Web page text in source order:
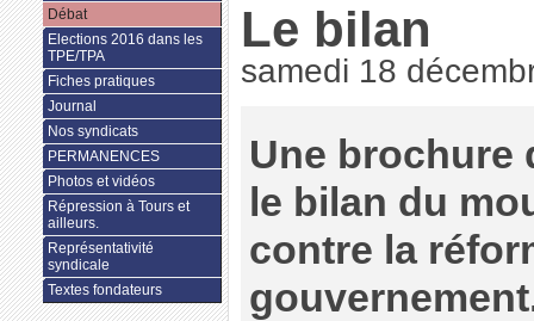
Le bilan
samedi 18
Une brochure
le bilan du
contre la
Débat
Elections 2016 dans les
TPE/TPA
Fiches pratiques
Journal
Nos syndicats
PERMANENCES
Photos et vidéos
Répression à Tours et
ailleurs.
Représentativité
syndicale
Textes fondateurs